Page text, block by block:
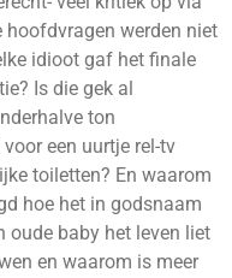
hoofdvragen werden niet
idioot gaf het finale
Is die gek al
ton
een uurtje rel-tv
toiletten? En waarom
hoe het in godsnaam
oude baby het leven liet
en waarom is meer